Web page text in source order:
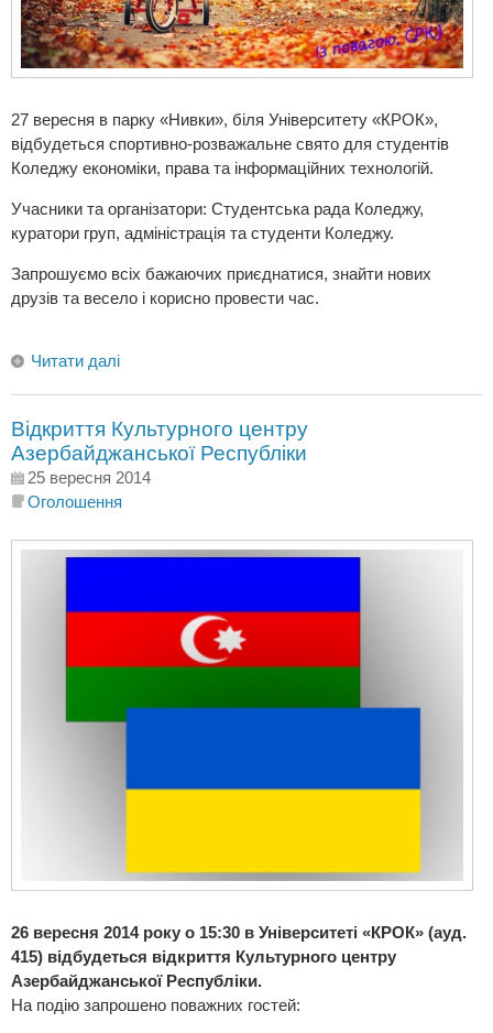
27 вересня в парку «Нивки», біля Університету «КРОК»,
відбудеться спортивно-розважальне свято для студентів
Коледжу економіки, права та інформаційних технологій.
Учасники та організатори: Студентська рада Коледжу,
куратори груп, адміністрація та студенти Коледжу.
Запрошуємо всіх бажаючих приєднатися, знайти нових
друзів та весело і корисно провести час.
Читати далі
Відкриття Культурного центру
Азербайджанської Республіки
25 вересня 2014
Оголошення
26 вересня 2014 року о 15:30 в Університеті «КРОК» (ауд.
415) відбудеться відкриття Культурного центру
Азербайджанської Республіки.
На подію запрошено поважних гостей: